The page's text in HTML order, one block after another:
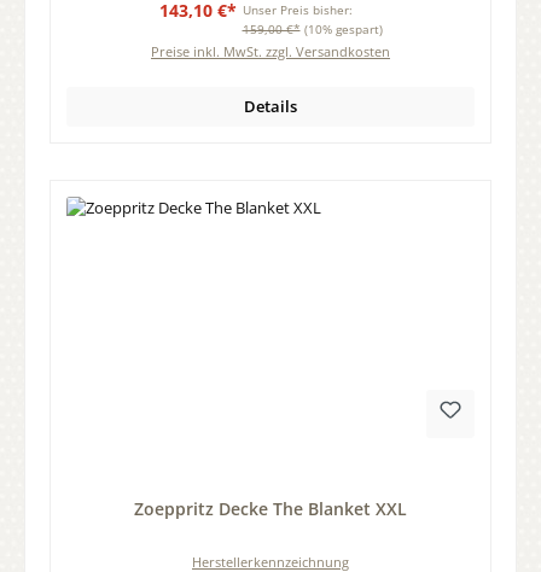
143,10 €* Unser Preis bisher:
159,00 €* (10% gespart)
Preise inkl. MwSt. zzgl. Versandkosten
Details
Zoeppritz Decke The Blanket XXL
Herstellerkennzeichnung